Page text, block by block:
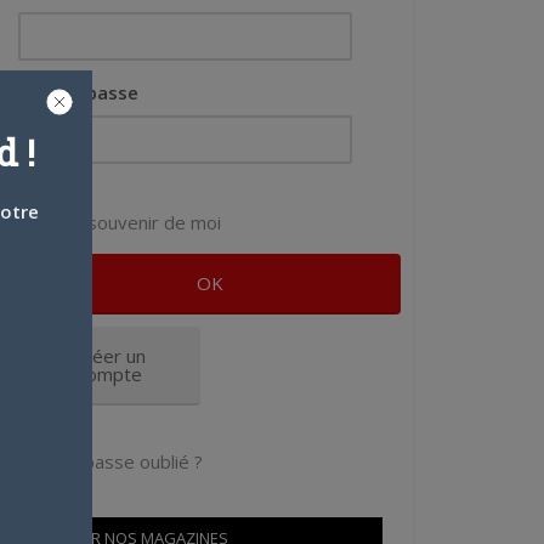
Mot de passe
Se souvenir de moi
Créer un
compte
Mot de passe oublié ?
OÙ TROUVER NOS MAGAZINES
!